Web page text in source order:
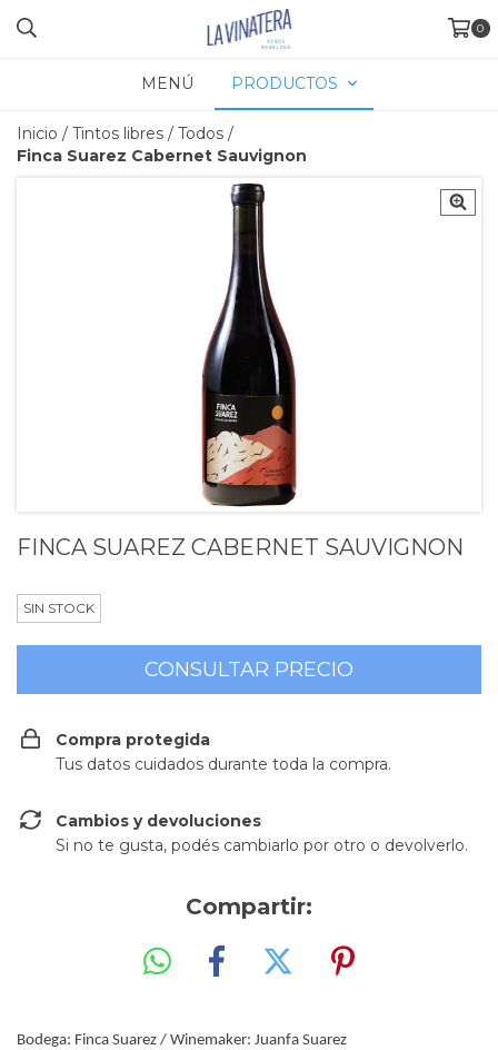
0
MENÚ PRODUCTOS
Inicio / Tintos libres / Todos /
Finca Suarez Cabernet Sauvignon
FINCA SUAREZ CABERNET SAUVIGNON
SIN STOCK
Compra protegida
Tus datos cuidados durante toda la compra.
Cambios y devoluciones
Si no te gusta, podés cambiarlo por otro o devolverlo.
Compartir:
Bodega: Finca Suarez / Winemaker: Juanfa Suarez